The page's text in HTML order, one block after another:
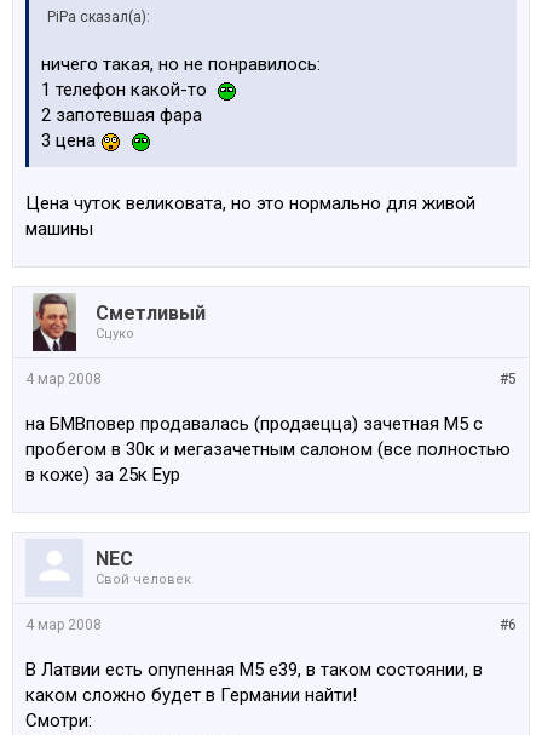
PiPa сказал(а):
ничего такая, но не понравилось:
1 телефон какой-то
2 запотевшая фара
3 цена
Цена чуток великовата, но это нормально для живой
машины
Сметливый
Сцуко
#5
4 мар 2008
на БМВповер продавалась (продаецца) зачетная М5 с
пробегом в 30к и мегазачетным салоном (все полностью
в коже) за 25к Еур
NEC
Свой человек
#6
4 мар 2008
В Латвии есть опупенная М5 е39, в таком состоянии, в
каком сложно будет в Германии найти!
Смотри: